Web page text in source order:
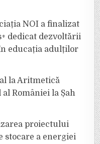
NOI a finalizat
dedicat dezvoltării
educația adulților
la Aritmetică
României la Șah
proiectului
stocare a energiei